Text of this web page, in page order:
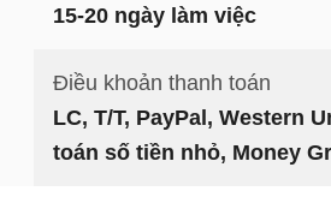
15-20 ngày làm việc
Điều khoản thanh toán
LC, T/T, PayPal, Western
toán số tiền nhỏ, Money